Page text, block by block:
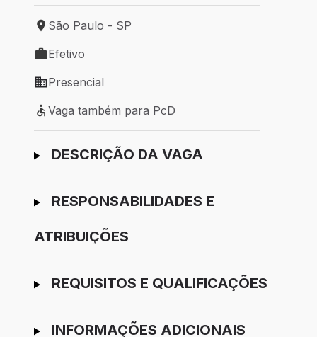
Local de trabalho: São Paulo - SP
São Paulo - SP
Tipo de vaga: Efetivo
Efetivo
Modelo de trabalho: Presencial
Presencial
Vaga também para PcD
Vaga também para PcD
Ir para candidatura
DESCRIÇÃO DA VAGA
RESPONSABILIDADES E
ATRIBUIÇÕES
REQUISITOS E QUALIFICAÇÕES
INFORMAÇÕES ADICIONAIS